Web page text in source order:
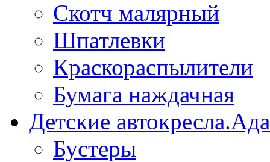
Скотч малярный
Шпатлевки
Краскораспылители
Бумага наждачная
Детские
Бустеры